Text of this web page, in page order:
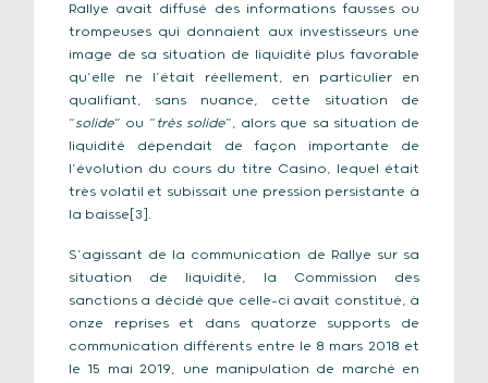
Rallye avait diffusé des informations fausses ou
trompeuses qui donnaient aux investisseurs une
image de sa situation de liquidité plus favorable
qu’elle ne l’était réellement, en particulier en
qualifiant, sans nuance, cette situation de
“solide” ou “ très solide”, alors que sa situation de
liquidité dépendait de façon importante de
l’évolution du cours du titre Casino, lequel était
très volatil et subissait une pression persistante à
la baisse[3].
S’agissant de la communication de Rallye sur sa
situation de liquidité, la Commission des
sanctions a décidé que celle-ci avait constitué, à
onze reprises et dans quatorze supports de
communication différents entre le 8 mars 2018 et
le 15 mai 2019, une manipulation de marché en